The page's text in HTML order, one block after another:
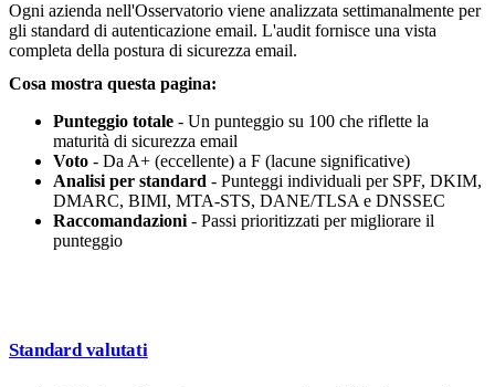
Ogni azienda nell'Osservatorio viene analizzata settimanalmente per
gli standard di autenticazione email. L'audit fornisce una vista
completa della postura di sicurezza email.
Cosa mostra questa pagina:
Punteggio totale - Un punteggio su 100 che riflette la
maturità di sicurezza email
Voto - Da A+ (eccellente) a F (lacune significative)
Analisi per standard - Punteggi individuali per SPF, DKIM,
DMARC, BIMI, MTA-STS, DANE/TLSA e DNSSEC
Raccomandazioni - Passi prioritizzati per migliorare il
punteggio
Standard valutati